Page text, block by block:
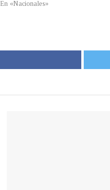
En «Nacionales»